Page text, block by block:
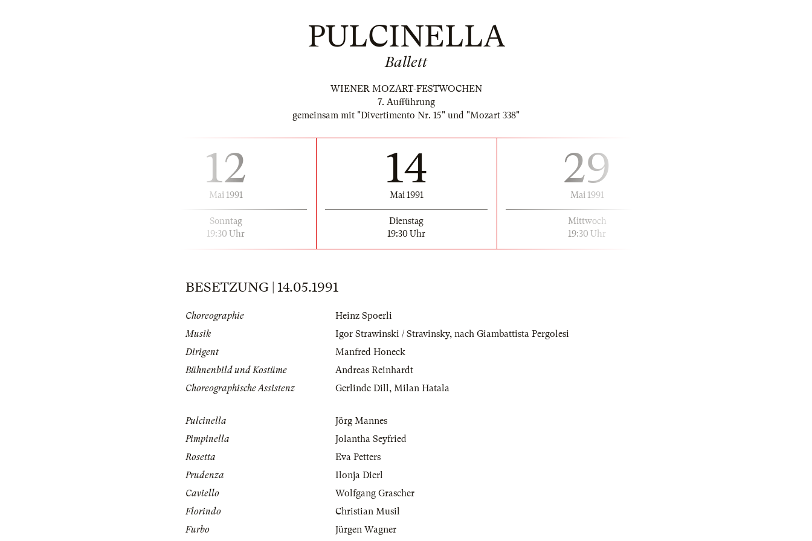
PULCINELLA
Ballett
WIENER MOZART-FESTWOCHEN
7. Aufführung
gemeinsam mit "Divertimento Nr. 15" und "Mozart 338"
12
Mai 1991
Sonntag
19:30 Uhr
14
Mai 1991
Dienstag
19:30 Uhr
29
Mai 1991
Mittwoch
19:30 Uhr
BESETZUNG | 14.05.1991
Choreographie
Heinz Spoerli
Musik
Igor Strawinski / Stravinsky, nach Giambattista Pergolesi
Dirigent
Manfred Honeck
Bühnenbild und Kostüme
Andreas Reinhardt
Choreographische Assistenz
Gerlinde Dill, Milan Hatala
Pulcinella
Jörg Mannes
Pimpinella
Jolantha Seyfried
Rosetta
Eva Petters
Prudenza
Ilonja Dierl
Caviello
Wolfgang Grascher
Florindo
Christian Musil
Furbo
Jürgen Wagner